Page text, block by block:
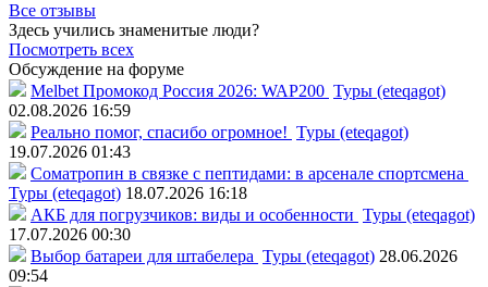
Все отзывы
Здесь учились знаменитые люди?
Посмотреть всех
Обсуждение на форуме
Melbet Промокод Россия 2026: WAP200 Туры (eteqagot)
02.08.2026 16:59
Реально помог, спасибо огромное! Туры (eteqagot)
19.07.2026 01:43
Соматропин в связке с пептидами: в арсенале спортсмена
Туры (eteqagot) 18.07.2026 16:18
АКБ для погрузчиков: виды и особенности Туры (eteqagot)
17.07.2026 00:30
Выбор батареи для штабелера Туры (eteqagot) 28.06.2026
09:54